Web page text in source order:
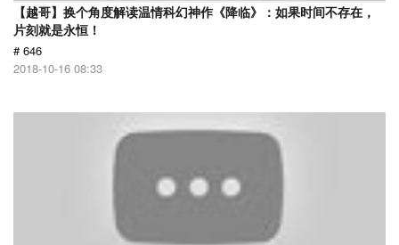
【越哥】换个角度解读温情科幻神作《降临》：如果时间不存在，
片刻就是永恒！
# 646
2018-10-16 08:33